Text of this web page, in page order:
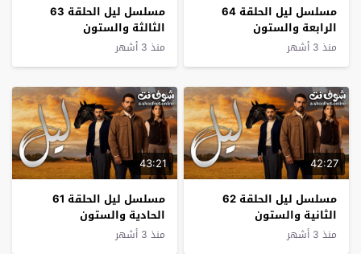
مسلسل ليل الحلقة 64
الرابعة والستون
منذ 3 أشهر
مسلسل ليل الحلقة 63
الثالثة والستون
منذ 3 أشهر
42:27
مسلسل ليل الحلقة 62
الثانية والستون
منذ 3 أشهر
43:21
مسلسل ليل الحلقة 61
الحادية والستون
منذ 3 أشهر